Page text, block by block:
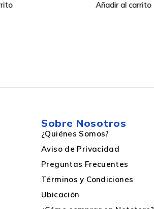
Sobre Nosotros
¿Quiénes Somos?
Aviso de Privacidad
Preguntas Frecuentes
Términos y Condiciones
Ubicación